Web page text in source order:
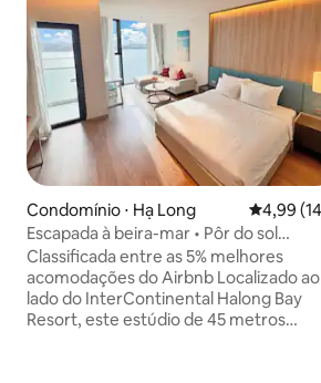
Condomínio ⋅ Hạ Long 4,99 de
4,99
Escapada à beira-mar • Pôr do sol
deslumbrante • Vista para o mar •
Classificada entre as 5% melhores
acomodações do Airbnb Localizado ao
lado do InterContinental Halong Bay
Resort, este estúdio de 45 metros